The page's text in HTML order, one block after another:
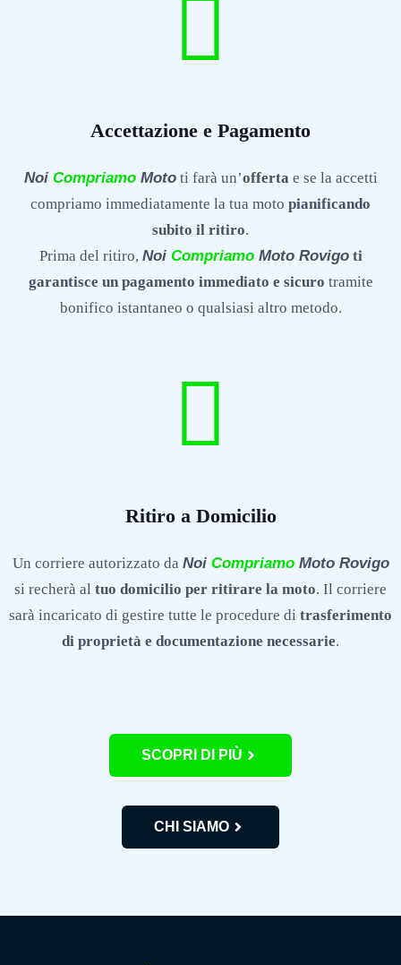
Accettazione e Pagamento
Noi CompriamoMototi farà un’offertae se la accetti
compriamo immediatamente la tua moto pianificando
subito il ritiro.
Prima del ritiro, Noi CompriamoMoto Rovigo ti
garantisce un pagamento immediato e sicuro tramite
bonifico istantaneo o qualsiasi altro metodo.
Ritiro a Domicilio
Un corriere autorizzato da Noi CompriamoMoto Rovigo
si recherà al tuo domicilio per ritirare la moto. Il corriere
sarà incaricato di gestire tutte le procedure di trasferimento
di proprietà e documentazione necessarie.
SCOPRI DI PIÙ
CHI SIAMO